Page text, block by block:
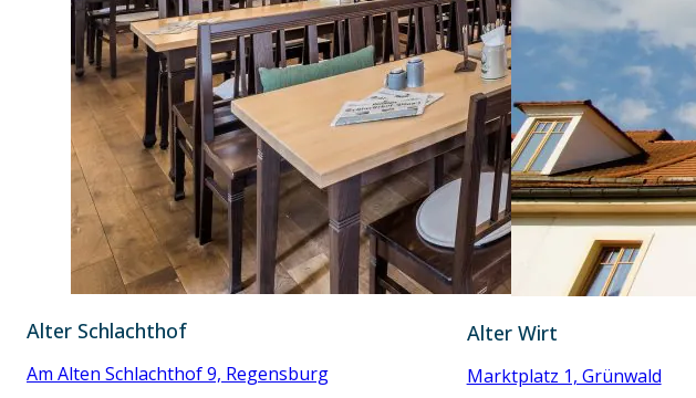
Alter Schlachthof
Am Alten Schlachthof 9, Regensburg
Alter Wirt
Marktplatz 1, Grünwald